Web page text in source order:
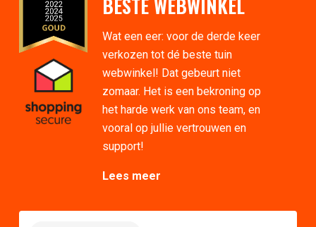
BESTE WEBWINKEL
Wat een eer: voor de derde keer
verkozen tot dé beste tuin
webwinkel! Dat gebeurt niet
zomaar. Het is een bekroning op
het harde werk van ons team, en
vooral op jullie vertrouwen en
support!
Lees meer